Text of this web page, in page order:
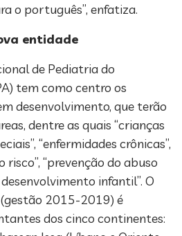
o português”, enfatiza.
entidade
de Pediatria do
tem como centro os
desenvolvimento, que terão
dentre as quais “crianças
“enfermidades crônicas”,
“prevenção do abuso
infantil”. O
2015-2019) é
dos cinco continentes: